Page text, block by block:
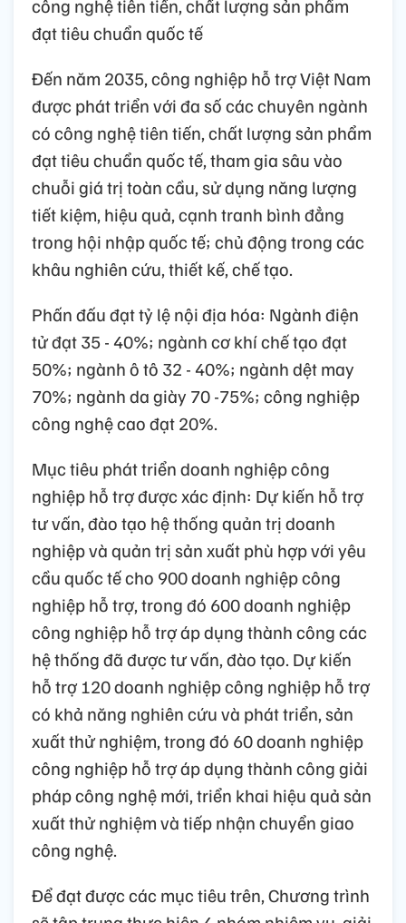
công nghệ tiên tiến, chất lượng sản phẩm
đạt tiêu chuẩn quốc tế
Đến năm 2035, công nghiệp hỗ trợ Việt Nam
được phát triển với đa số các chuyên ngành
có công nghệ tiên tiến, chất lượng sản phẩm
đạt tiêu chuẩn quốc tế, tham gia sâu vào
chuỗi giá trị toàn cầu, sử dụng năng lượng
tiết kiệm, hiệu quả, cạnh tranh bình đẳng
trong hội nhập quốc tế; chủ động trong các
khâu nghiên cứu, thiết kế, chế tạo.
Phấn đấu đạt tỷ lệ nội địa hóa: Ngành điện
tử đạt 35 - 40%; ngành cơ khí chế tạo đạt
50%; ngành ô tô 32 - 40%; ngành dệt may
70%; ngành da giày 70 -75%; công nghiệp
công nghệ cao đạt 20%.
Mục tiêu phát triển doanh nghiệp công
nghiệp hỗ trợ được xác định: Dự kiến hỗ trợ
tư vấn, đào tạo hệ thống quản trị doanh
nghiệp và quản trị sản xuất phù hợp với yêu
cầu quốc tế cho 900 doanh nghiệp công
nghiệp hỗ trợ, trong đó 600 doanh nghiệp
công nghiệp hỗ trợ áp dụng thành công các
hệ thống đã được tư vấn, đào tạo. Dự kiến
hỗ trợ 120 doanh nghiệp công nghiệp hỗ trợ
có khả năng nghiên cứu và phát triển, sản
xuất thử nghiệm, trong đó 60 doanh nghiệp
công nghiệp hỗ trợ áp dụng thành công giải
pháp công nghệ mới, triển khai hiệu quả sản
xuất thử nghiệm và tiếp nhận chuyển giao
công nghệ.
Để đạt được các mục tiêu trên, Chương trình